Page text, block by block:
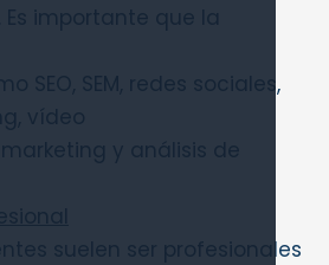
importante que la
SEO, SEM, redes sociales,
vídeo
y análisis de
suelen ser profesionales